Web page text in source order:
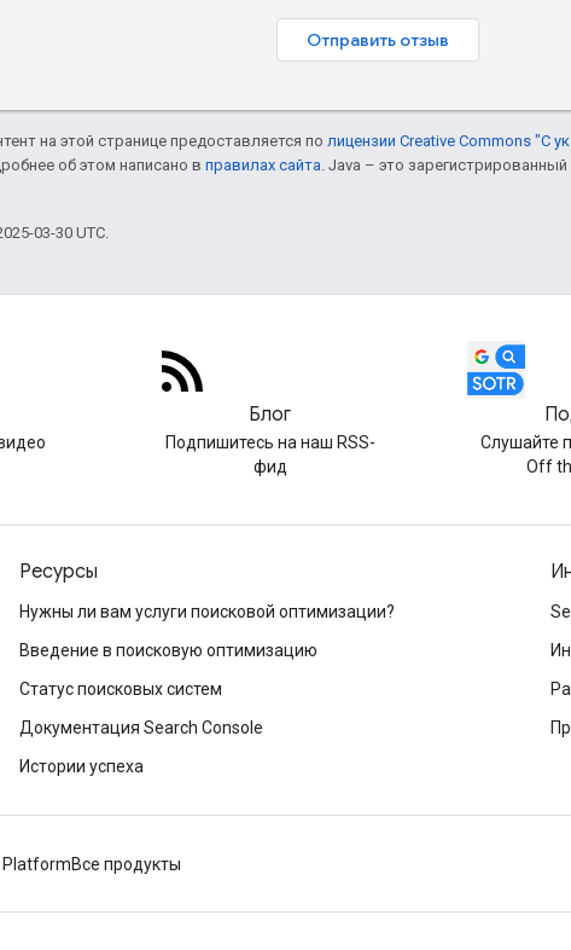
Отправить отзыв
на этой странице предоставляется по лицензии Creative Commons "С
об этом написано в правилах сайта. Java – это
03-30 UTC.
Блог
Подпишитесь на наш RSS-
фид
Слушайте
Off
Ресурсы
Нужны ли вам услуги поисковой оптимизации?
Введение в поисковую оптимизацию
Статус поисковых систем
Документация Search Console
Истории успеха
PlatformВсе продукты